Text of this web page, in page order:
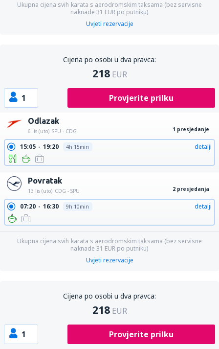
Ukupna cijena svih karata s aerodromskim taksama (bez servisne
naknade 31 EUR po putniku)
Uvjeti rezervacije
Cijena po osobi u dva pravca:
218 EUR
1 Provjerite prilku
Odlazak
6 lis (uto) SPU - CDG 1 presjedanje
15:05 19:20 4h 15min detalji
Povratak
13 lis (uto) CDG - SPU 2 presjedanja
07:20 16:30 9h 10min detalji
Ukupna cijena svih karata s aerodromskim taksama (bez servisne
naknade 31 EUR po putniku)
Uvjeti rezervacije
Cijena po osobi u dva pravca:
218 EUR
1 Provjerite prilku